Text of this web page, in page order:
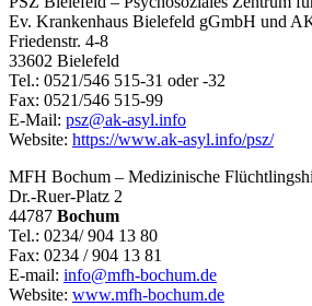
Ev. Krankenhaus Bielefeld gGmbH und
Friedenstr. 4-8
33602 Bielefeld
Tel.: 0521/546 515-31 oder -32
Fax: 0521/546 515-99
E-Mail: psz@ak-asyl.info
Website: https://www.ak-asyl.info/psz/
MFH Bochum – Medizinische
Dr.-Ruer-Platz 2
44787 Bochum
Tel.: 0234/ 904 13 80
Fax: 0234 / 904 13 81
E-mail: info@mfh-bochum.de
Website: www.mfh-bochum.de